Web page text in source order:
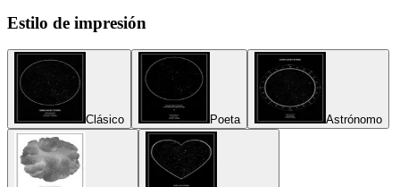
Estilo de impresión
Clásico Poeta Astrónomo